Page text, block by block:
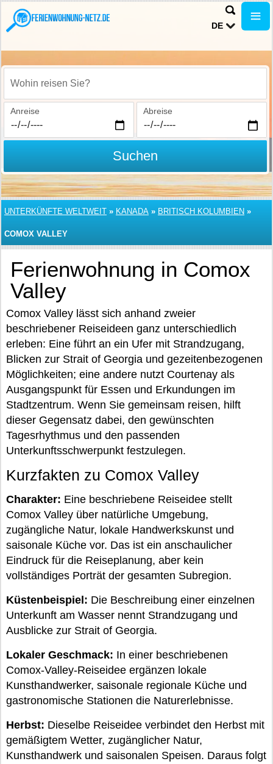
DE
Wohin reisen Sie?
Anreise Abreise
Suchen
UNTERKÜNFTE WELTWEIT » KANADA » BRITISCH KOLUMBIEN »
COMOX VALLEY
Ferienwohnung in Comox
Valley
Comox Valley lässt sich anhand zweier
beschriebener Reiseideen ganz unterschiedlich
erleben: Eine führt an ein Ufer mit Strandzugang,
Blicken zur Strait of Georgia und gezeitenbezogenen
Möglichkeiten; eine andere nutzt Courtenay als
Ausgangspunkt für Essen und Erkundungen im
Stadtzentrum. Wenn Sie gemeinsam reisen, hilft
dieser Gegensatz dabei, den gewünschten
Tagesrhythmus und den passenden
Unterkunftsschwerpunkt festzulegen.
Kurzfakten zu Comox Valley
Charakter: Eine beschriebene Reiseidee stellt
Comox Valley über natürliche Umgebung,
zugängliche Natur, lokale Handwerkskunst und
saisonale Küche vor. Das ist ein anschaulicher
Eindruck für die Reiseplanung, aber kein
vollständiges Porträt der gesamten Subregion.
Küstenbeispiel: Die Beschreibung einer einzelnen
Unterkunft am Wasser nennt Strandzugang und
Ausblicke zur Strait of Georgia.
Lokaler Geschmack: In einer beschriebenen
Comox-Valley-Reiseidee ergänzen lokale
Kunsthandwerker, saisonale regionale Küche und
gastronomische Stationen die Naturerlebnisse.
Herbst: Dieselbe Reiseidee verbindet den Herbst mit
gemäßigtem Wetter, zugänglicher Natur,
Kunsthandwerk und saisonalen Speisen. Daraus folgt